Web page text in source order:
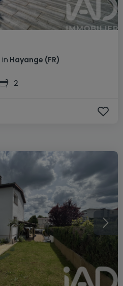
in Hayange (FR)
2